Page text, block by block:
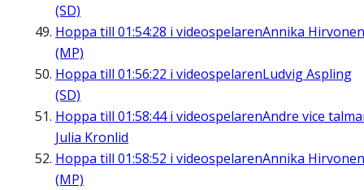
(SD)
Hoppa till 01:54:28 i videospelarenAnnika Hirvonen
(MP)
Hoppa till 01:56:22 i videospelarenLudvig Aspling
(SD)
Hoppa till 01:58:44i videospelarenAndre vice
Julia Kronlid
Hoppa till 01:58:52 i videospelarenAnnika Hirvonen
(MP)